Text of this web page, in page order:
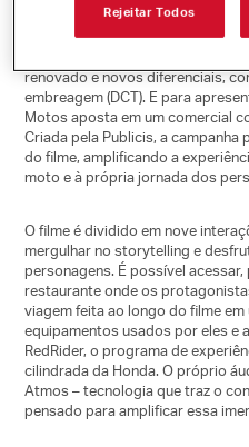
renovado e novos diferenciais,
embreagem (DCT). E para
Motos aposta em um comercial
Criada pela Publicis, a
do filme, amplificando a
moto e à própria jornada dos
O filme é dividido em nove
mergulhar no storytellinge
personagens. É possível
restaurante onde os
viagem feita ao longo do filme
equipamentos usados por eles e
RedRider, o programa de
cilindrada da Honda. O próprio
Atmos – tecnologia que traz o
pensado para amplificar essa
Rejeitar Todos